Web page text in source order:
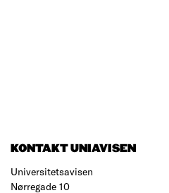
KONTAKT UNIAVISEN
Universitetsavisen
Nørregade 10